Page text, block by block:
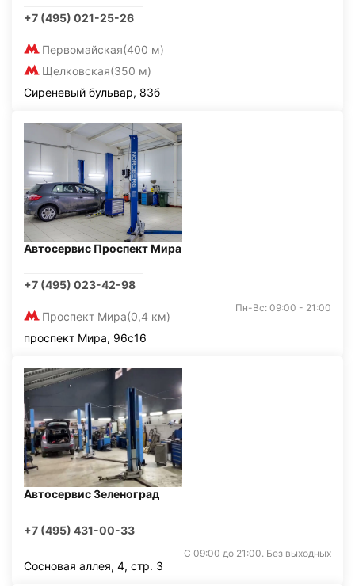
+7 (495) 021-25-26
Первомайская(400 м)
Щелковская(350 м)
Сиреневый бульвар, 83б
Автосервис Проспект Мира
+7 (495) 023-42-98
Проспект Мира(0,4 км)
Пн-Вс: 09:00 - 21:00
проспект Мира, 96с16
Автосервис Зеленоград
+7 (495) 431-00-33
С 09:00 до 21:00. Без выходных
Сосновая аллея, 4, стр. 3